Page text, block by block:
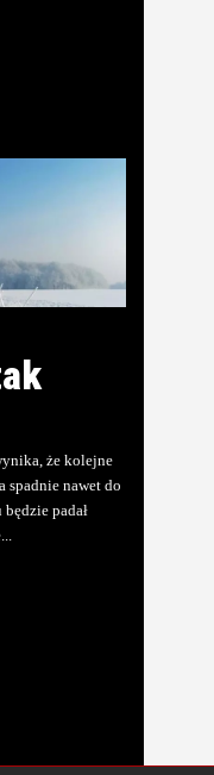
że kolejne
spadnie nawet do
padał